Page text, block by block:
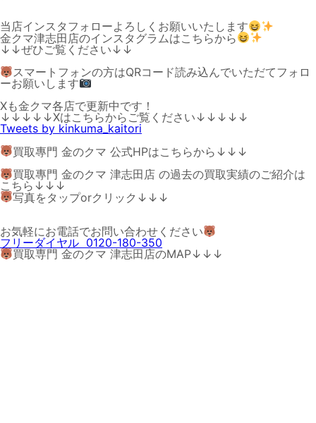
当店インスタフォローよろしくお願いいたします
金クマ津志田店のインスタグラムはこちらから
↓↓ぜひご覧ください↓↓
スマートフォンの方はQRコード読み込んでいただてフォロ
ーお願いします
Xも金クマ各店で更新中です！
↓↓↓↓↓Xはこちらからご覧ください↓↓↓↓↓
Tweets by kinkuma_kaitori
買取專門 金のクマ 公式HPはこちらから↓↓↓
買取專門 金のクマ 津志田店 の過去の買取実績のご紹介は
こちら↓↓↓
写真をタップorクリック↓↓↓
お気軽にお電話でお問い合わせください
フリーダイヤル 0120-180-350
買取専門 金のクマ 津志田店のMAP↓↓↓